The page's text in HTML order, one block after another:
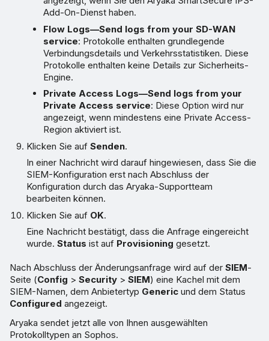
Add-On-Dienst haben.
Flow Logs—Send logs from your SD-WAN
service: Protokolle enthalten grundlegende
Verbindungsdetails und Verkehrsstatistiken. Diese
Protokolle enthalten keine Details zur Sicherheits-
Engine.
Private Access Logs—Send logs from your
Private Access service: Diese Option wird nur
angezeigt, wenn mindestens eine Private Access-
Region aktiviert ist.
Klicken Sie aufSenden.
In einer Nachricht wird darauf hingewiesen, dass Sie die
SIEM-Konfiguration erst nach Abschluss der
Konfiguration durch das Aryaka-Supportteam
bearbeiten können.
Klicken Sie auf OK.
Eine Nachricht bestätigt, dass die Anfrage eingereicht
wurde.Status ist auf Provisioning gesetzt.
Nach Abschluss der Änderungsanfrage wird auf der SIEM-
Seite (Config > Security > SIEM) eine Kachel mit dem
SIEM-Namen, dem Anbietertyp Generic und dem Status
Configured angezeigt.
Aryaka sendet jetzt alle von Ihnen ausgewählten
Protokolltypen an Sophos.